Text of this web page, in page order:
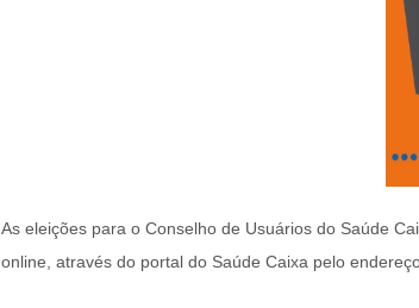
As eleições para o Conselho de Usuários do Saúde
online, através do portal do Saúde Caixa pelo